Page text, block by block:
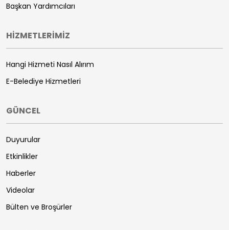
Başkan Yardımcıları
HİZMETLERİMİZ
Hangi Hizmeti Nasıl Alırım
E-Belediye Hizmetleri
GÜNCEL
Duyurular
Etkinlikler
Haberler
Videolar
Bülten ve Broşürler